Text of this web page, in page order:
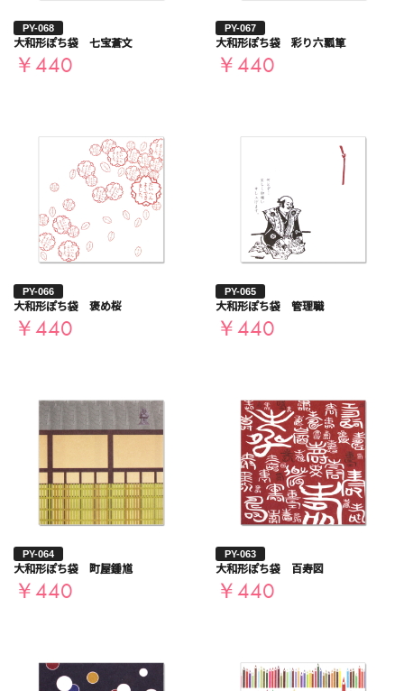
PY-068
大和形ぽち袋 七宝蒼文
￥440
PY-067
大和形ぽち袋 彩り六瓢箪
￥440
PY-066
大和形ぽち袋 褒め桜
￥440
PY-065
大和形ぽち袋 管理職
￥440
PY-064
大和形ぽち袋 町屋鍾馗
￥440
PY-063
大和形ぽち袋 百寿図
￥440